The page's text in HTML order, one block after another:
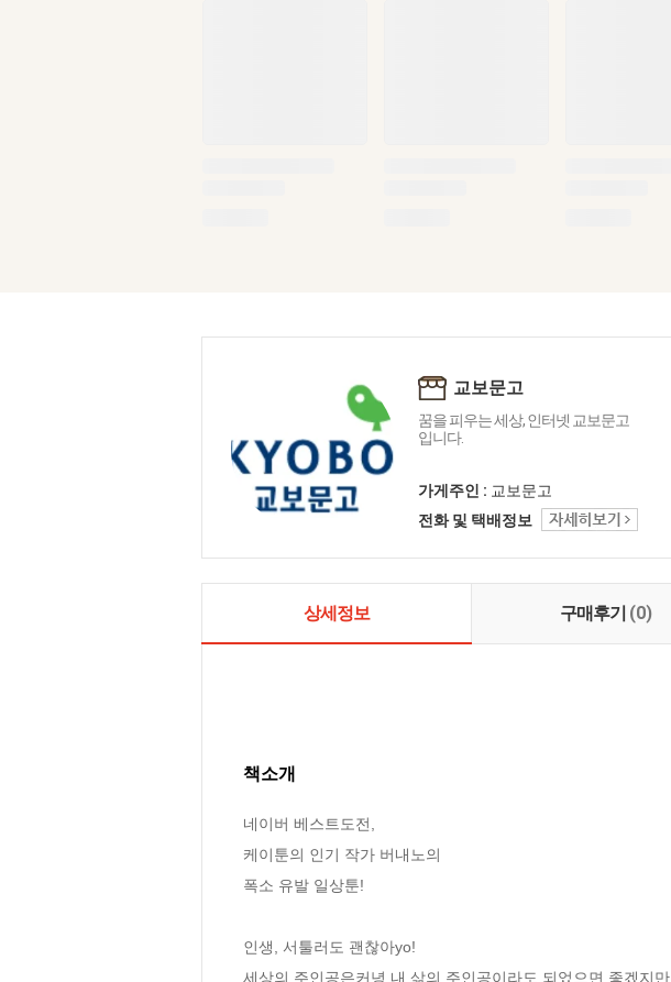
교보문고
꿈을 피우는 세상, 인터넷 교보문고
입니다.
가게주인 : 교보문고
전화 및 택배정보
상세정보 구매후기 (0)
책소개
네이버 베스트도전,
케이툰의 인기 작가 버내노의
폭소 유발 일상툰!
인생, 서툴러도 괜찮아yo!
세상의 주인공은커녕 내 삶의 주인공이라도 되었으면 좋겠지만,